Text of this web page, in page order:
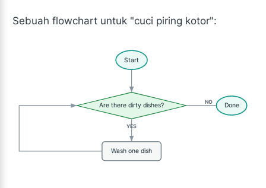
Sebuah flowchart untuk "cuci piring kotor":
NO
YES
Start
Are there dirty dishes? Done
Wash one dish